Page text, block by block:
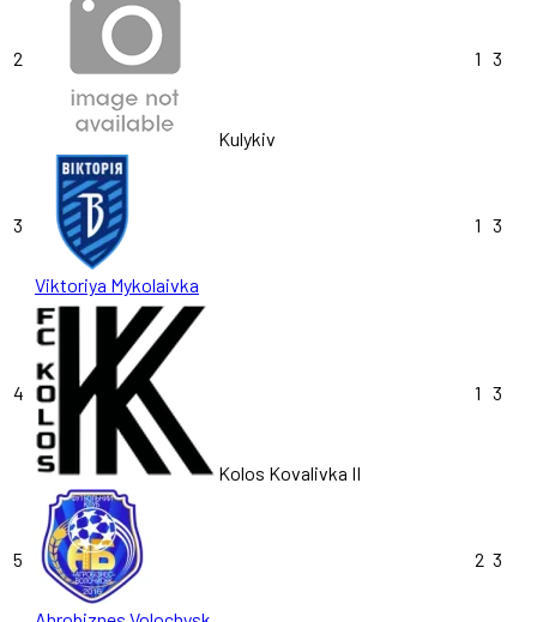
2
Kulykiv
1 3
3
Viktoriya Mykolaivka
1 3
4
Kolos Kovalivka II
1 3
5 2 3